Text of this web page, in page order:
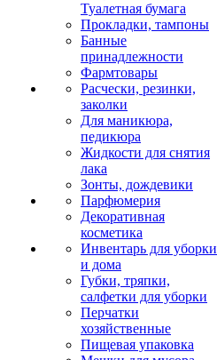
Туалетная бумага
Прокладки, тампоны
Банные
принадлежности
Фармтовары
Расчески, резинки,
заколки
Для маникюра,
педикюра
Жидкости для снятия
лака
Зонты, дождевики
Парфюмерия
Декоративная
косметика
Инвентарь для уборки
и дома
Губки, тряпки,
салфетки для уборки
Перчатки
хозяйственные
Пищевая упаковка